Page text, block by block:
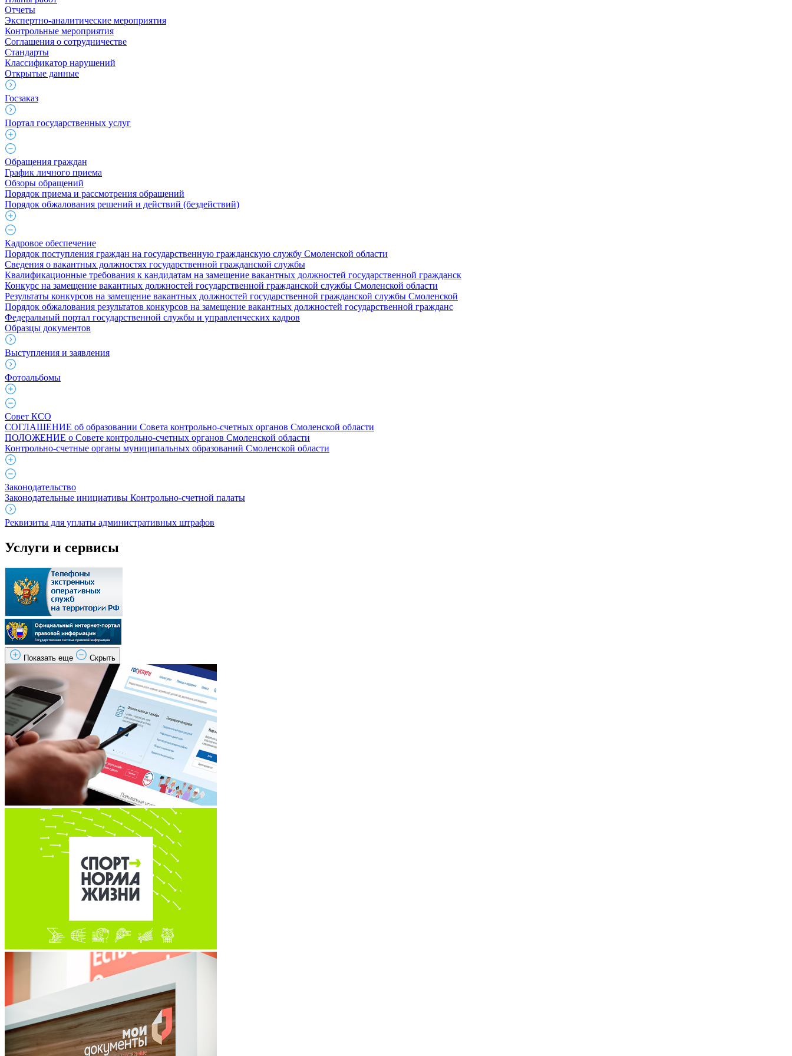
Отчеты
Экспертно-аналитические мероприятия
Контрольные мероприятия
Соглашения о сотрудничестве
Стандарты
Классификатор нарушений
Открытые данные
Госзаказ
Портал государственных услуг
Обращения граждан
График личного приема
Обзоры обращений
Порядок приема и рассмотрения обращений
Порядок обжалования решений и действий (бездействий)
Кадровое обеспечение
Порядок поступления граждан на государственную гражданскую службу Смоленской области
Сведения о вакантных должностях государственной гражданской службы
Квалификационные требования к кандидатам на замещение вакантных должностей государственной гражданск
Конкурс на замещение вакантных должностей государственной гражданской службы Смоленской области
Результаты конкурсов на замещение вакантных должностей государственной гражданской службы Смоленской
Порядок обжалования результатов конкурсов на замещение вакантных должностей государственной гражданс
Федеральный портал государственной службы и управленческих кадров
Образцы документов
Выступления и заявления
Фотоальбомы
Совет КСО
СОГЛАШЕНИЕ об образовании Совета контрольно-счетных органов Смоленской области
ПОЛОЖЕНИЕ о Совете контрольно-счетных органов Смоленской области
Контрольно-счетные органы муниципальных образований Смоленской области
Законодательство
Законодательные инициативы Контрольно-счетной палаты
Реквизиты для уплаты административных штрафов
Услуги и сервисы
Показать еще Скрыть